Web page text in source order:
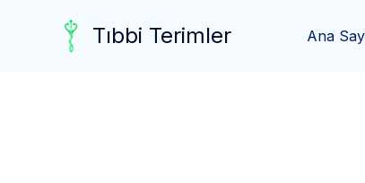
Tıbbi Terimler Ana